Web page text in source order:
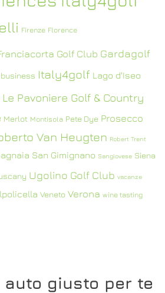
Firenze Florence
Golf Club Gardagolf
business Italy4golf Lago d'Iseo
Le Pavoniere Golf & Country
Merlot Montisola Pete Dye Prosecco
Van Heugten Robert Trent
San Gimignano Sangiovese Siena
Ugolino Golf Club vacanze
Veneto Verona wine tasting
auto giusto per te